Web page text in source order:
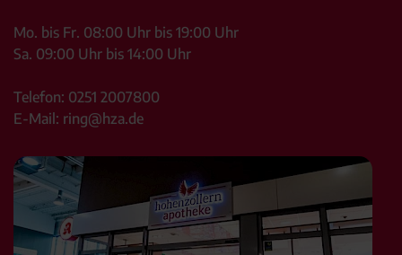
Mo. bis Fr. 08:00 Uhr bis 19:00 Uhr
Sa. 09:00 Uhr bis 14:00 Uhr
Telefon: 0251 2007800
E-Mail: ring@hza.de